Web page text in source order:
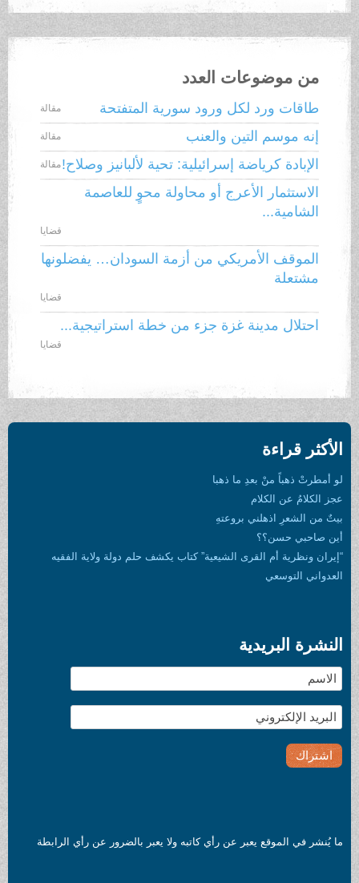
من موضوعات العدد
طاقات ورد لكل ورود سورية المتفتحة مقالة
إنه موسم التين والعنب مقالة
الإبادة كرياضة إسرائيلية: تحية لألبانيز وصلاح!مقالة
الاستثمار الأعرج أو محاولة محوٍ للعاصمة
الشامية...
قضايا
الموقف الأمريكي من أزمة السودان… يفضلونها
مشتعلة
قضايا
احتلال مدينة غزة جزء من خطة استراتيجية...
قضايا
الأكثر قراءة
لو أمطرتْ ذهباً منْ بعدِ ما ذهبا
عجز الكلامُ عن الكلام
بيتٌ من الشعرِ اذهلني بروعتهِ
أين صاحبي حسن؟؟
“إيران ونظرية أم القرى الشيعية” كتاب يكشف حلم دولة ولاية الفقيه
العدواني التوسعي
النشرة البريدية
ما يُنشر في الموقع يعبر عن رأي كاتبه ولا يعبر بالضرور عن رأي الرابطة